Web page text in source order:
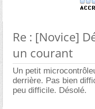
Re : [Novice]
un courant
Un petit
derrière. Pas bien
peu difficile. Désolé.